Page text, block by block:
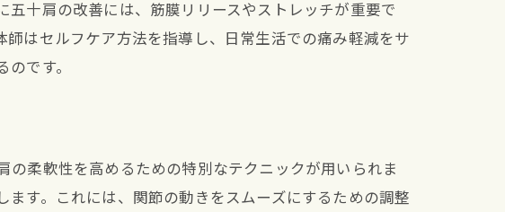
十肩の改善には、筋膜リリースやストレッチが重要で
はセルフケア方法を指導し、日常生活での痛み軽減をサ
です。
柔軟性を高めるための特別なテクニックが用いられま
す。これには、関節の動きをスムーズにするための調整